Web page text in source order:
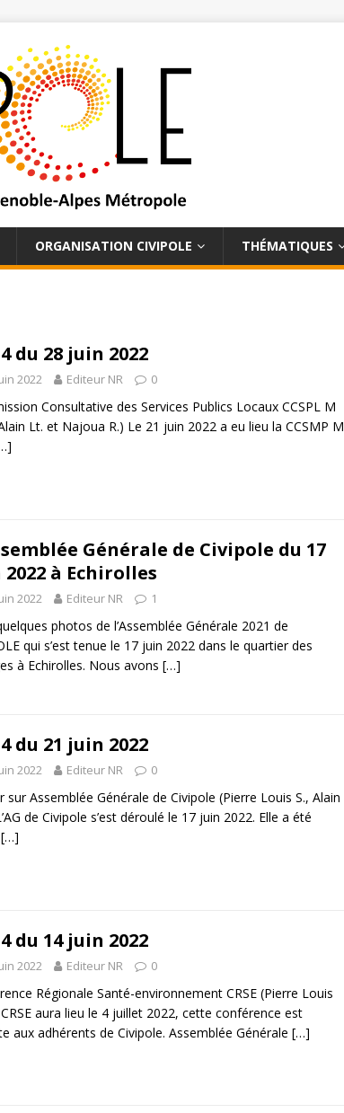
ORGANISATION CIVIPOLE THÉMATIQUES
du 28 juin 2022
2022 Editeur NR 0
Consultative des Services Publics Locaux CCSPL M
Lt. et Najoua R.) Le 21 juin 2022 a eu lieu la CCSMP M
Générale de Civipole du 17
à Echirolles
2022 Editeur NR 1
photos de l’Assemblée Générale 2021 de
qui s’est tenue le 17 juin 2022 dans le quartier des
à Echirolles. Nous avons […]
du 21 juin 2022
2022 Editeur NR 0
sur Assemblée Générale de Civipole (Pierre Louis S., Alain
de Civipole s’est déroulé le 17 juin 2022. Elle a été
[…]
du 14 juin 2022
2022 Editeur NR 0
Régionale Santé-environnement CRSE (Pierre Louis
aura lieu le 4 juillet 2022, cette conférence est
aux adhérents de Civipole. Assemblée Générale […]